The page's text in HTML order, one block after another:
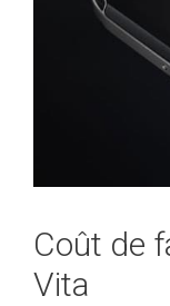
Coût de
Vita